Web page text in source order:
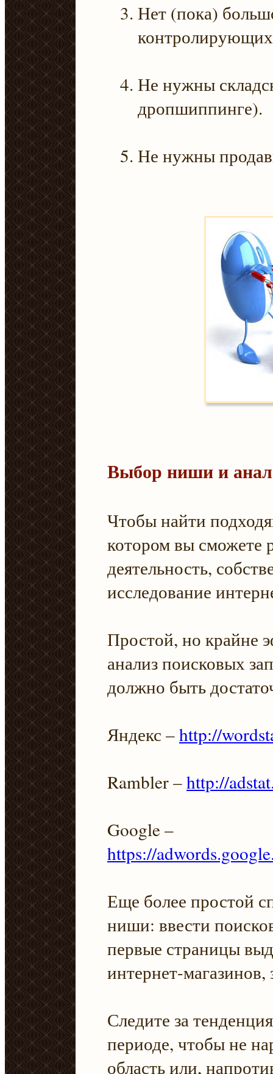
Нет (пока)
Не нужны
дропшиппинге).
Не нужны
Выбор ниши и
Чтобы найти
котором вы сможете
деятельность,
исследование
Простой, но крайне
анализ поисковых
должно быть
Яндекс –http://
Rambler –http://
Google –
https://
Еще более простой
ниши: ввести
первые страницы
интернет-
Следите за
периоде, чтобы не
область или,